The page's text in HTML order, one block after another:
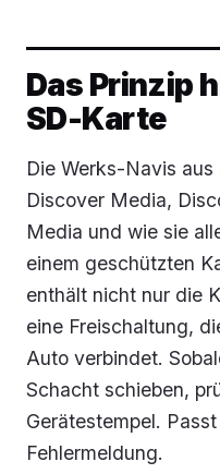
Das Prinzip
SD-Karte
Die Werks-Navis
Discover Media,
Media und wie sie
einem geschützten
enthält nicht nur die
eine Freischaltung,
Auto verbindet.
Schacht schieben,
Gerätestempel.
Fehlermeldung.